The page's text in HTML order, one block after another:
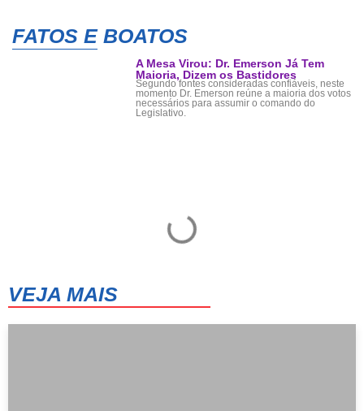
FATOS E BOATOS
A Mesa Virou: Dr. Emerson Já Tem
Maioria, Dizem os Bastidores
Segundo fontes consideradas confiáveis, neste
momento Dr. Emerson reúne a maioria dos votos
necessários para assumir o comando do
Legislativo.
VEJA MAIS